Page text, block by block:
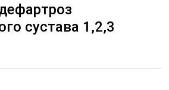
сустава 1,2,3